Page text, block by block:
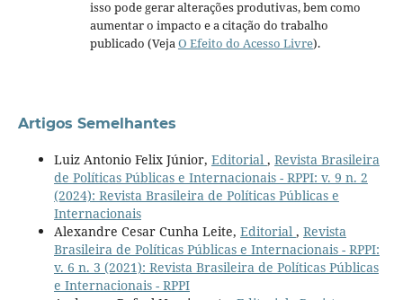
isso pode gerar alterações produtivas, bem como
aumentar o impacto e a citação do trabalho
publicado (VejaO Efeito do Acesso Livre).
Artigos Semelhantes
Luiz Antonio Felix Júnior, Editorial , Revista Brasileira
de Políticas Públicas e Internacionais - RPPI: v. 9 n. 2
(2024): Revista Brasileira de Políticas Públicas e
Internacionais
Alexandre Cesar Cunha Leite, Editorial , Revista
Brasileira de Políticas Públicas e Internacionais - RPPI:
v. 6 n. 3 (2021): Revista Brasileira de Políticas Públicas
e Internacionais - RPPI